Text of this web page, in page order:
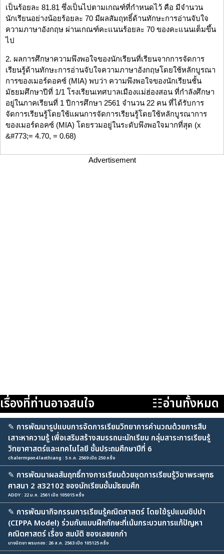
เป็นร้อยละ 81.81 ซึ่งเป็นไปตามเกณฑ์ที่กำหนดไว้ คือ มีจำนวน
นักเรียนอย่างน้อยร้อยละ 70 มีผลสัมฤทธิ์ด้านทักษะการอ่านจับใจ
ความภาษาอังกฤษ ผ่านเกณฑ์คะแนนร้อยละ 70 ของคะแนนเต็มขึ้น
ไป
2. ผลการศึกษาความพึงพอใจของนักเรียนที่เรียนจากการจัดการ
เรียนรู้ด้านทักษะการอ่านจับใจความภาษาอังกฤษโดยใช้หลักบูรณา
การของเมอร์ดอคซ์ (MIA) พบว่า ความพึงพอใจของนักเรียนชั้น
มัธยมศึกษาปีที่ 1/1 โรงเรียนเทศบาลเมืองแม่ฮ่องสอน ที่กำลังศึกษา
อยู่ในภาคเรียนที่ 1 ปีการศึกษา 2561 จำนวน 22 คน ที่ได้รับการ
จัดการเรียนรู้โดยใช้แผนการจัดการเรียนรู้โดยใช้หลักบูรณาการ
ของเมอร์ดอคซ์ (MIA) โดยรวมอยู่ในระดับพึงพอใจมากที่สุด (x
&#773;= 4.70, = 0.68)
Advertisement
เรื่องที่ท่านอาจสนใจ ☷อ่านทั้งหมด
✎ การพัฒนารูปแบบการจัดการเรียนวิทยาการคำนวณด้วยการสืบ
เสาะหาความรู้ เพื่อเสริมสร้างสมรรถนะนักเรียน กลุ่มสาระการเรียนรู้
วิทยาศาสตร์และเทคโนโลยี ชั้นประถมศึกษาปีที่ 6
chalermpon4 laothiang : 5 ก.ค. 2569 เปิด 250 ครั้ง
✎ การพัฒนาผลสัมฤทธิ์ทางการเรียนด้วยชุดการเรียนรู้วิชาพระพุทธ
ศาสนา 2 ส32102 ของนักเรียนชั้นมัธยมศึก
ADDY : 22 ม.ค. 2561 เปิด 105015 ครั้ง
✎ การพัฒนากิจกรรมการเรียนรู้คณิตศาสตร์ โดยใช้รูปแบบซิปปา
(CIPPA Model) ร่วมกับแบบฝึกทักษะที่เน้นกระบวนการแก้ปัญหา
คณิตศาสตร์ เรื่อง สมบัติ ของเลขยกกำ
นางนิตยา พรมกอง : 26 ส.ค. 2563 เปิด 105125 ครั้ง